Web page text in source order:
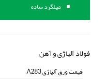
میلگرد ساده
فولاد آلیاژی و آهن
قیمت ورق آلیاژی A283